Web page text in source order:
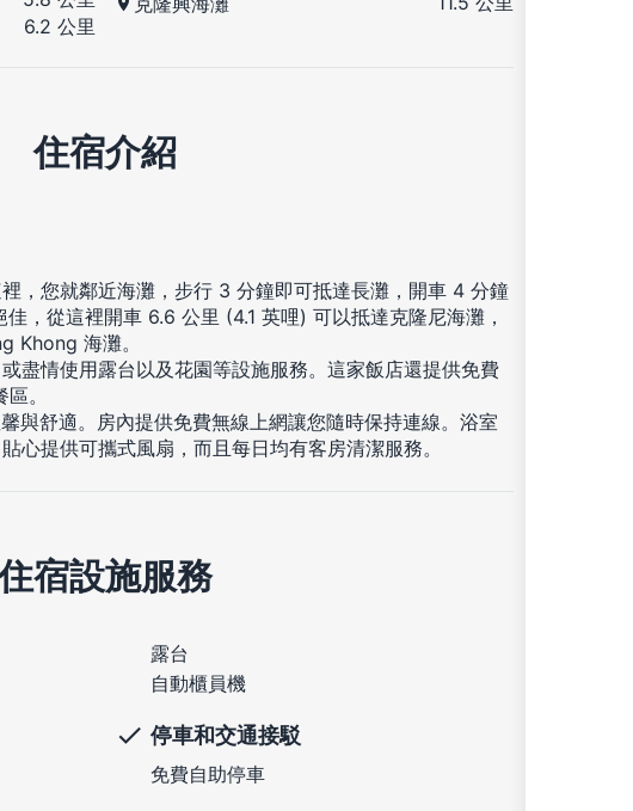
6.2 公里
住宿介紹
，您就鄰近海灘，步行 3 分鐘即可抵達長灘，開車 4 分鐘
，從這裡開車 6.6 公里 (4.1 英哩) 可以抵達克隆尼海灘，
Khong 海灘。
盡情使用露台以及花園等設施服務。這家飯店還提供免費
。
與舒適。房內提供免費無線上網讓您隨時保持連線。浴室
心提供可攜式風扇，而且每日均有客房清潔服務。
宿設施服務
露台
自動櫃員機
停車和交通接駁
免費自助停車